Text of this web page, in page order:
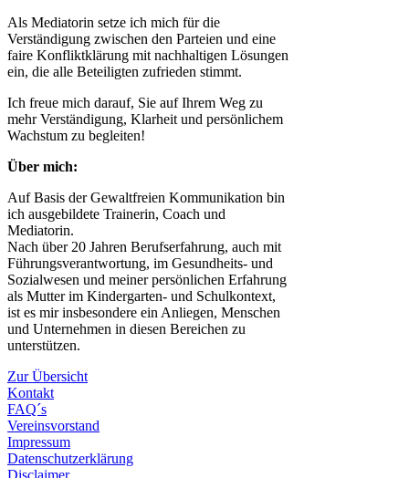
Als Mediatorin setze ich mich für die
Verständigung zwischen den Parteien und eine
faire Konfliktklärung mit nachhaltigen Lösungen
ein, die alle Beteiligten zufrieden stimmt.
Ich freue mich darauf, Sie auf Ihrem Weg zu
mehr Verständigung, Klarheit und persönlichem
Wachstum zu begleiten!
Über mich:
Auf Basis der Gewaltfreien Kommunikation bin
ich ausgebildete Trainerin, Coach und
Mediatorin.
Nach über 20 Jahren Berufserfahrung, auch mit
Führungsverantwortung, im Gesundheits- und
Sozialwesen und meiner persönlichen Erfahrung
als Mutter im Kindergarten- und Schulkontext,
ist es mir insbesondere ein Anliegen, Menschen
und Unternehmen in diesen Bereichen zu
unterstützen.
Zur Übersicht
Kontakt
FAQ´s
Vereinsvorstand
Impressum
Datenschutzerklärung
Disclaimer